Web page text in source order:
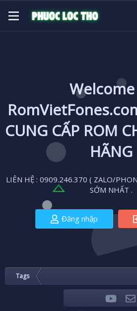
CUNG CẤP ROM
HÃNG
LIÊN HỆ : 0909.246.370 ( ZALO/
SỚM NHẤT .
Đăng nhập
Tags
FacebookTwitter